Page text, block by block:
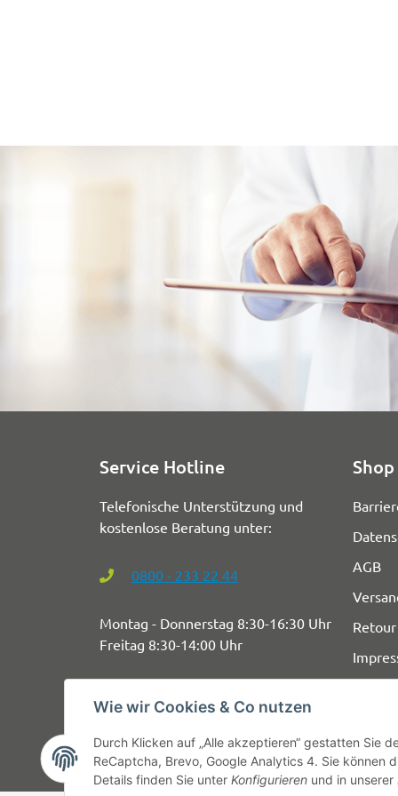
Wie wir Cookies & Co nutzen
Durch Klicken auf „Alle akzeptieren“ gestatten Sie
ReCaptcha, Brevo, Google Analytics 4. Sie können
Details finden Sie unter Konfigurieren und in unserer
Service Hotline
Telefonische Unterstützung und
kostenlose Beratung unter:
0800 - 233 22 44
Montag - Donnerstag 8:30-16:30 Uhr
Freitag 8:30-14:00 Uhr
AGB
Retour